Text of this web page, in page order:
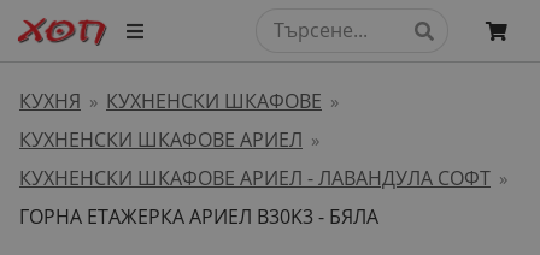
КУХНЯ » КУХНЕНСКИ ШКАФОВЕ »
КУХНЕНСКИ ШКАФОВЕ АРИЕЛ »
КУХНЕНСКИ ШКАФОВЕ АРИЕЛ - ЛАВАНДУЛА СОФТ »
ГОРНА ЕТАЖЕРКА АРИЕЛ B30K3 - БЯЛА